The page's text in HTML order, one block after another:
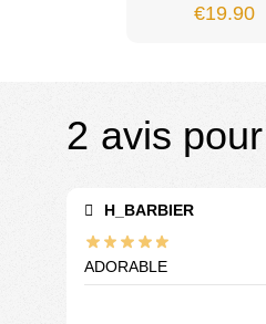
€19.90
2 avis pour
H_BARBIER
ADORABLE